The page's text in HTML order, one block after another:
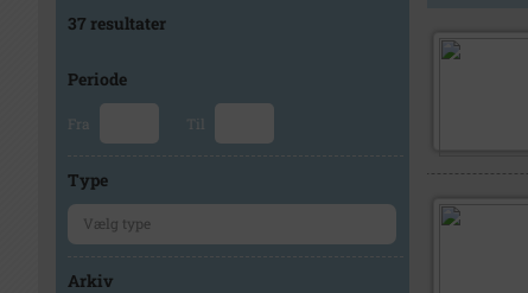
37 resultater
Periode
Fra Til
Type
Arkiv